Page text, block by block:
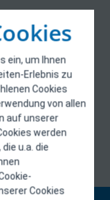
ein, um Ihnen
Erlebnis zu
Cookies
von allen
auf unserer
werden
u.a. die
Cookies